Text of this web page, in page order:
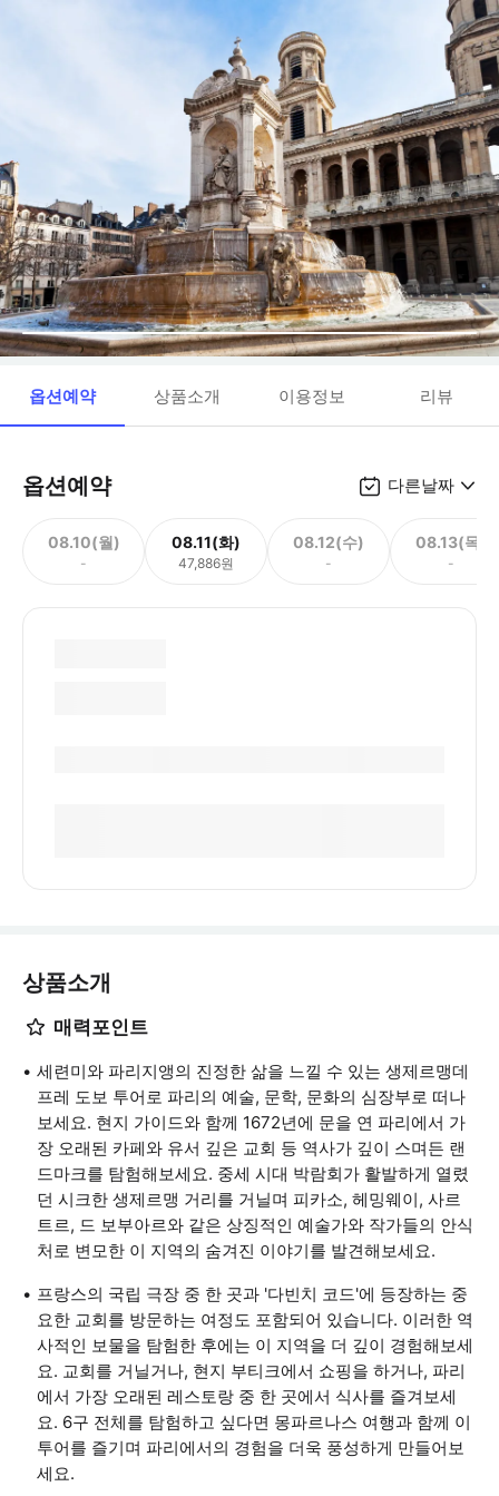
옵션예약 상품소개 이용정보 리뷰
옵션예약 다른날짜
08.10(월)
-
08.11(화)
47,886원
08.12(수)
-
08.13(목)
-
상품소개
매력포인트
세련미와 파리지앵의 진정한 삶을 느낄 수 있는 생제르맹데
프레 도보 투어로 파리의 예술, 문학, 문화의 심장부로 떠나
보세요. 현지 가이드와 함께 1672년에 문을 연 파리에서 가
장 오래된 카페와 유서 깊은 교회 등 역사가 깊이 스며든 랜
드마크를 탐험해보세요. 중세 시대 박람회가 활발하게 열렸
던 시크한 생제르맹 거리를 거닐며 피카소, 헤밍웨이, 사르
트르, 드 보부아르와 같은 상징적인 예술가와 작가들의 안식
처로 변모한 이 지역의 숨겨진 이야기를 발견해보세요.
프랑스의 국립 극장 중 한 곳과 '다빈치 코드'에 등장하는 중
요한 교회를 방문하는 여정도 포함되어 있습니다. 이러한 역
사적인 보물을 탐험한 후에는 이 지역을 더 깊이 경험해보세
요. 교회를 거닐거나, 현지 부티크에서 쇼핑을 하거나, 파리
에서 가장 오래된 레스토랑 중 한 곳에서 식사를 즐겨보세
요. 6구 전체를 탐험하고 싶다면 몽파르나스 여행과 함께 이
투어를 즐기며 파리에서의 경험을 더욱 풍성하게 만들어보
세요.